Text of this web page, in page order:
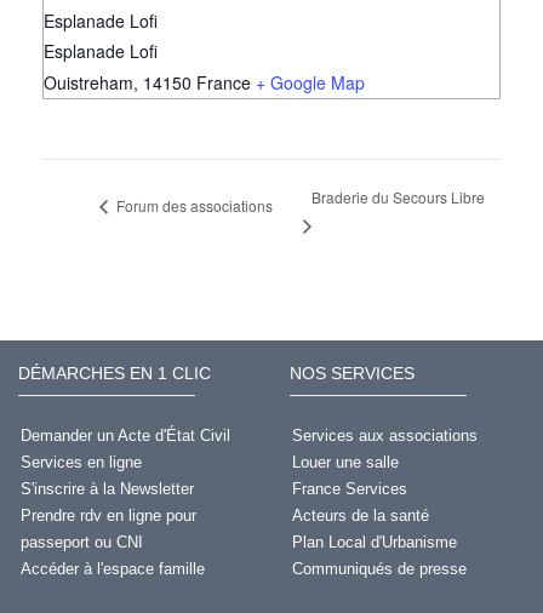
Esplanade Lofi
Esplanade Lofi
Ouistreham, 14150 France + Google Map
Forum des associations Braderie du Secours Libre
DÉMARCHES EN 1 CLIC
Demander un Acte d'État Civil
Services en ligne
S'inscrire à la Newsletter
Prendre rdv en ligne pour
passeport ou CNI
Accéder à l'espace famille
NOS SERVICES
Services aux associations
Louer une salle
France Services
Acteurs de la santé
Plan Local d'Urbanisme
Communiqués de presse